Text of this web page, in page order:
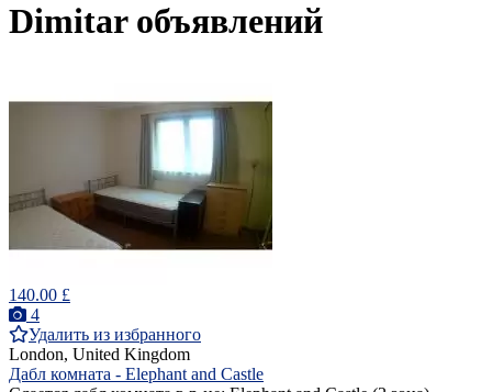
Dimitar объявлений
140.00 £
4
Удалить из избранного
London, United Kingdom
Дабл комната - Elephant and Castle